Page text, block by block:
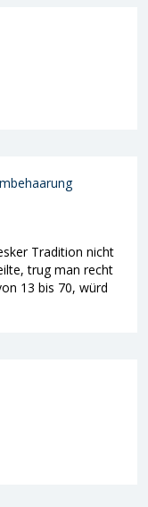
Tradition nicht
trug man recht
13 bis 70, würd